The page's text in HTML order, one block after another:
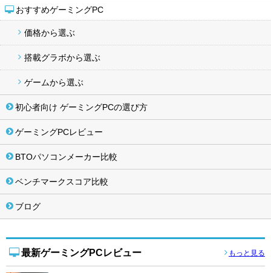
おすすめゲーミングPC
価格から選ぶ
搭載グラボから選ぶ
ゲームから選ぶ
初心者向け ゲーミングPCの選び方
ゲーミングPCレビュー
BTOパソコンメーカー比較
ベンチマークスコア比較
ブログ
最新ゲーミングPCレビュー もっと見る